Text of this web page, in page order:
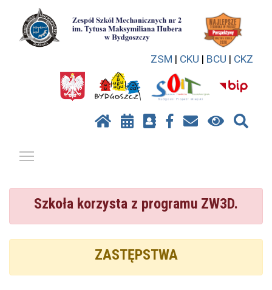
ZSM | CKU | BCU | CKZ
Szkoła korzysta z programu ZW3D.
ZASTĘPSTWA